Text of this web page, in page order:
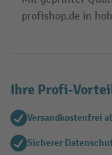
profishop.de in
Ihre Profi-
Versandkostenfrei
Sicherer